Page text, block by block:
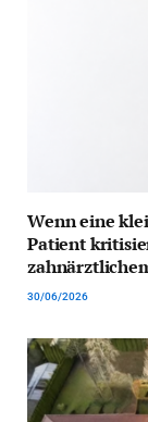
Wenn eine
Patient
30/06/2026